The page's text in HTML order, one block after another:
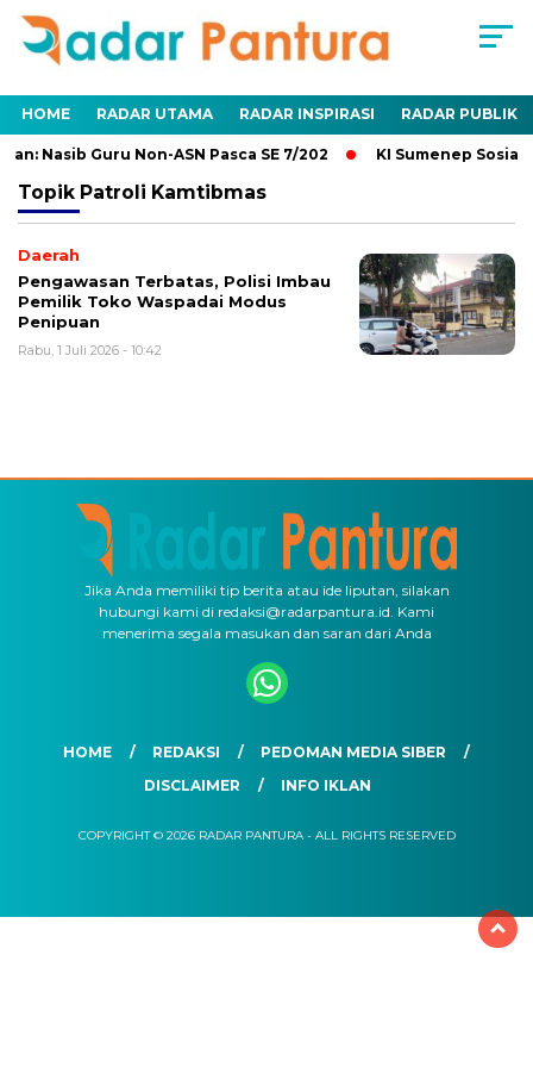
HOME RADAR UTAMA RADAR INSPIRASI RADAR PUBLIK
Nasib Guru Non-ASN Pasca SE 7/202 KI Sumenep
Topik Patroli Kamtibmas
Daerah
Pengawasan Terbatas, Polisi Imbau
Pemilik Toko Waspadai Modus
Penipuan
Rabu, 1 Juli 2026 - 10:42
Jika Anda memiliki tip berita atau ide liputan, silakan
hubungi kami di redaksi@radarpantura.id. Kami
menerima segala masukan dan saran dari Anda
HOME REDAKSI
PEDOMAN MEDIA SIBER
DISCLAIMER
INFO IKLAN
COPYRIGHT © 2026 RADAR PANTURA - ALL RIGHTS RESERVED